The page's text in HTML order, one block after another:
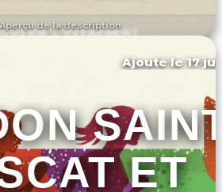
de la description
L'ÉVÉNEMENT
Ajouté le 17
ET